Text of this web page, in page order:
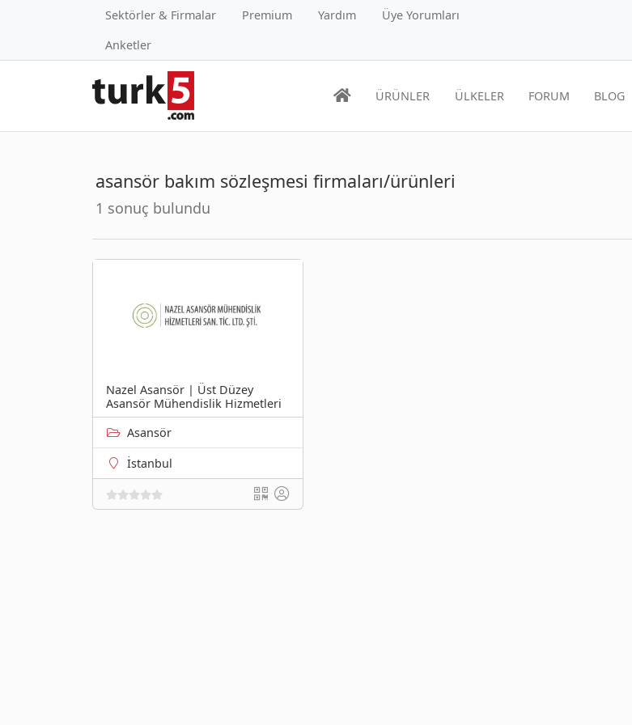
Sektörler & Firmalar Premium Yardım
Üye Yorumları
Anketler
ÜRÜNLER ÜLKELER FORUM BLOG
asansör bakım sözleşmesi firmaları/ürünleri
1 sonuç bulundu
Nazel Asansör | Üst Düzey
Asansör Mühendislik Hizmetleri
Asansör
İstanbul